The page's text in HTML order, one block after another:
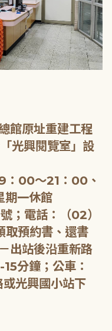
館原址重建工程
光興閱覽室」設
：00～21：00、
一休館
；電話：（02）
預約書、還書
出站後沿重新路
分鐘；公車：
光興國小站下